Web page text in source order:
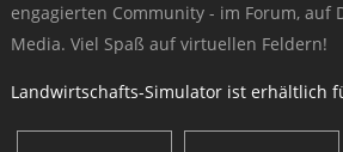
engagierten Community - im Forum, auf
Media. Viel Spaß auf virtuellen Feldern!
Landwirtschafts-Simulator ist erhältlich